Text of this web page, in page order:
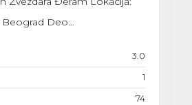
Beograd Deo…
3.0
1
74